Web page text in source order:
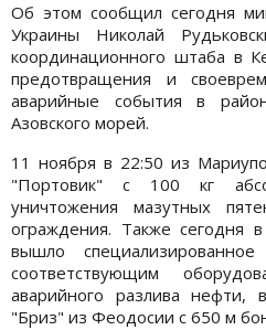
Об этом сообщил сегодня
Украины Николай
координационного штаба в
предотвращения и
аварийные события в
Азовского морей.
11 ноября в 22:50 из
"Портовик" с 100 кг
уничтожения мазутных
ограждения. Также сегодня
вышло
соответствующим
аварийного разлива нефти,
"Бриз" из Феодосии с 650 м